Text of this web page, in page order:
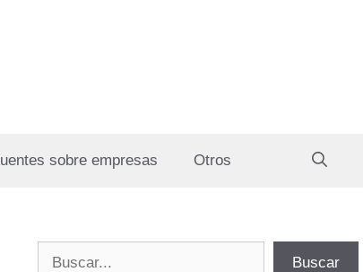
sobre empresas Otros
Buscar